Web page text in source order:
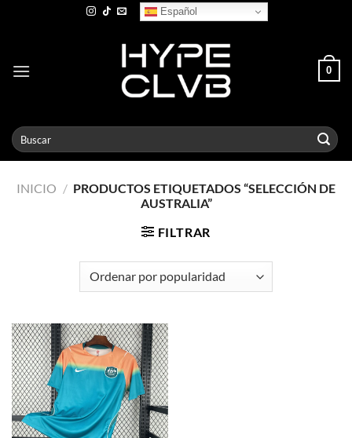
Español
0
Buscar
por:
INICIO / PRODUCTOS ETIQUETADOS “SELECCIÓN DE
AUSTRALIA”
FILTRAR